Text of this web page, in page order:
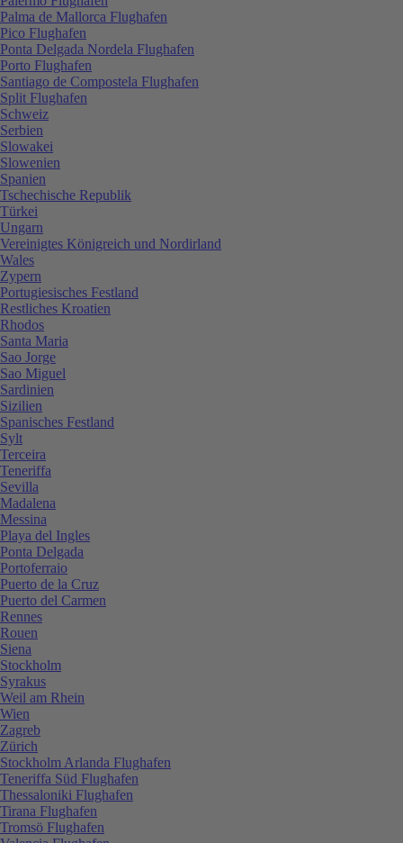
Palma de Mallorca Flughafen
Pico Flughafen
Ponta Delgada Nordela Flughafen
Porto Flughafen
Santiago de Compostela Flughafen
Split Flughafen
Schweiz
Serbien
Slowakei
Slowenien
Spanien
Tschechische Republik
Türkei
Ungarn
Vereinigtes Königreich und Nordirland
Wales
Zypern
Portugiesisches Festland
Restliches Kroatien
Rhodos
Santa Maria
Sao Jorge
Sao Miguel
Sardinien
Sizilien
Spanisches Festland
Sylt
Terceira
Teneriffa
Sevilla
Madalena
Messina
Playa del Ingles
Ponta Delgada
Portoferraio
Puerto de la Cruz
Puerto del Carmen
Rennes
Rouen
Siena
Stockholm
Syrakus
Weil am Rhein
Wien
Zagreb
Zürich
Stockholm Arlanda Flughafen
Teneriffa Süd Flughafen
Thessaloniki Flughafen
Tirana Flughafen
Tromsö Flughafen